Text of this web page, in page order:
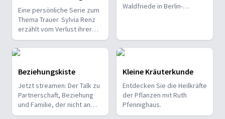
Eine persönliche Serie zum
Thema Trauer. Sylvia Renz
erzählt vom Verlust ihrer
Tochter, reflektiert über
ihre Trauer und spricht
darüber, was ihr geholfen
hat. Bewegend!
Waldfriede in Berlin-
Beziehungskiste
Jetzt streamen: Der Talk zu
Partnerschaft, Beziehung
und Familie, der nicht an
Hoffnung, Witz und
Kleine Kräuterkunde
Entdecken Sie die Heilkräfte
der Pflanzen mit Ruth
Pfennighaus.